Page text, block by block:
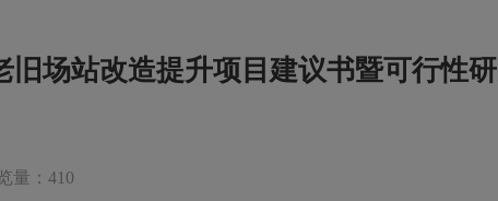
旧场站改造提升项目建议书暨可行性
量：410